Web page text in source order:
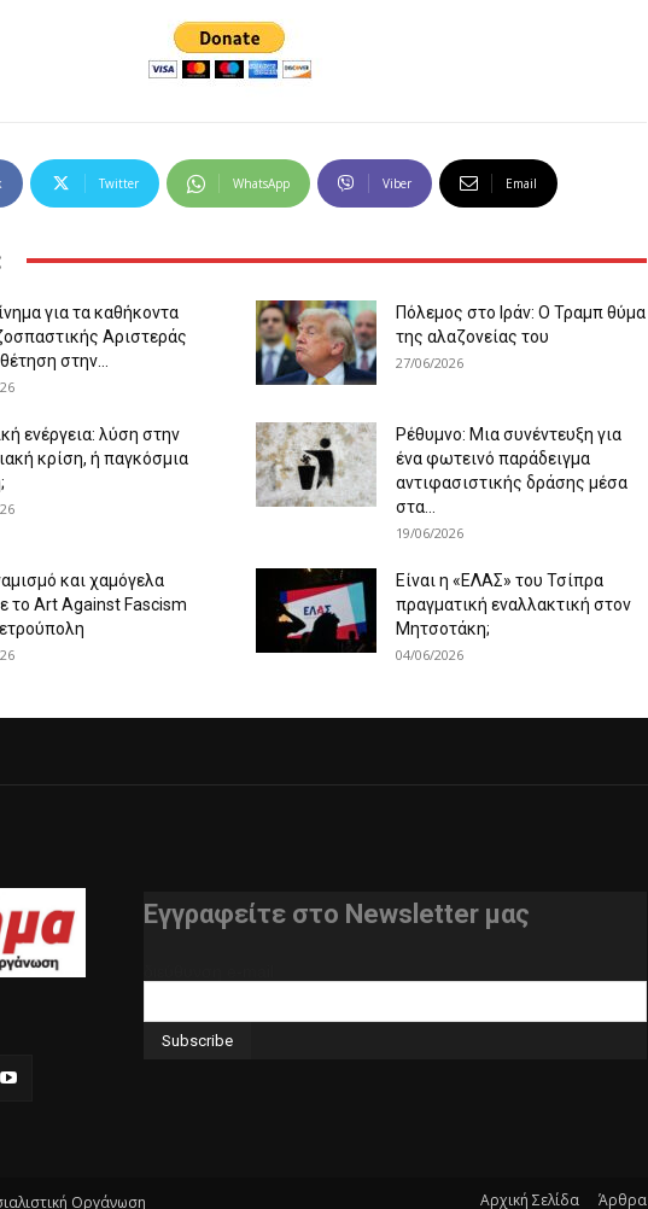
Twitter WhatsApp Viber Email
για τα καθήκοντα
Αριστεράς
στην...
Πόλεμος στο Ιράν: Ο Τραμπ θύμα
της αλαζονείας του
27/06/2026
ενέργεια: λύση στην
κρίση, ή παγκόσμια
Ρέθυμνο: Μια συνέντευξη για
ένα φωτεινό παράδειγμα
αντιφασιστικής δράσης μέσα
στα...
19/06/2026
και χαμόγελα
το Art Against Fascism
Είναι η «ΕΛΑΣ» του Τσίπρα
πραγματική εναλλακτική στον
Μητσοτάκη;
04/06/2026
Εγγραφείτε στο Newsletter μας
Οργάνωση Αρχική Σελίδα Άρθρα